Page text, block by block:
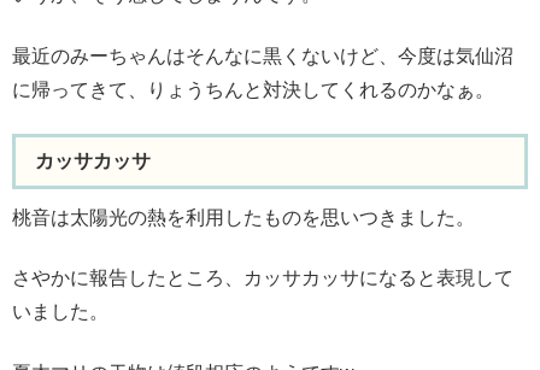
最近のみーちゃんはそんなに黒くないけど、今度は気仙沼
に帰ってきて、りょうちんと対決してくれるのかなぁ。
カッサカッサ
桃音は太陽光の熱を利用したものを思いつきました。
さやかに報告したところ、カッサカッサになると表現して
いました。